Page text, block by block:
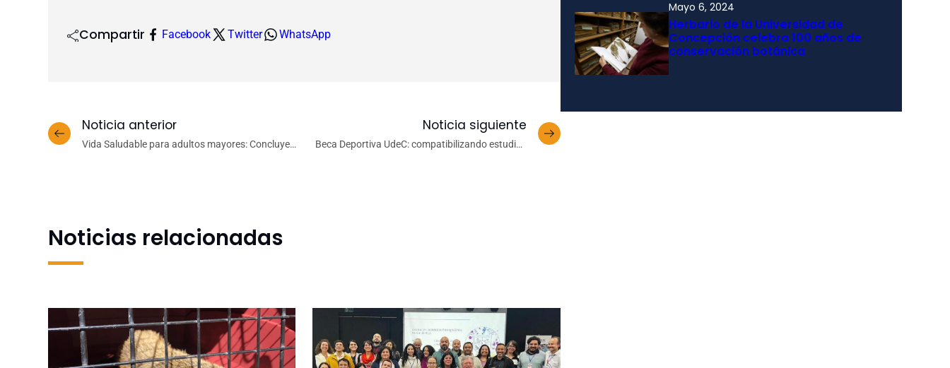
Compartir Facebook Twitter WhatsApp
Noticia anterior
Vida Saludable para adultos mayores: Concluye
Noticia siguiente
Beca Deportiva UdeC: compatibilizando estudios
Noticias relacionadas
Mayo 6, 2024
Herbario de la Universidad de
Concepción celebra 100 años de
conservación botánica